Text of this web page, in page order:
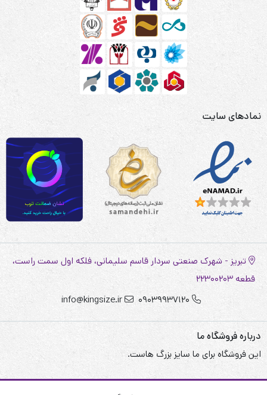
نمادهای سایت
تبریز - شهرک صنعتی سردار قاسم سلیمانی، فلکه اول سمت راست،
قطعه 22300203
09039937120
info@kingsize.ir
درباره فروشگاه ما
این فروشگاه برای ما سایز بزرگ هاست.